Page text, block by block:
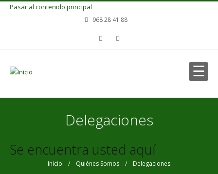
Pasar al contenido principal
968 28 41 88
Delegaciones
Se encuentra usted aquí
Inicio / Quiénes Somos / Delegaciones